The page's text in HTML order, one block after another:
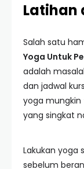
Latihan
Salah satu
Yoga Untuk
adalah
dan jadwal
yoga mungkin
yang singkat
Lakukan yoga
sebelum